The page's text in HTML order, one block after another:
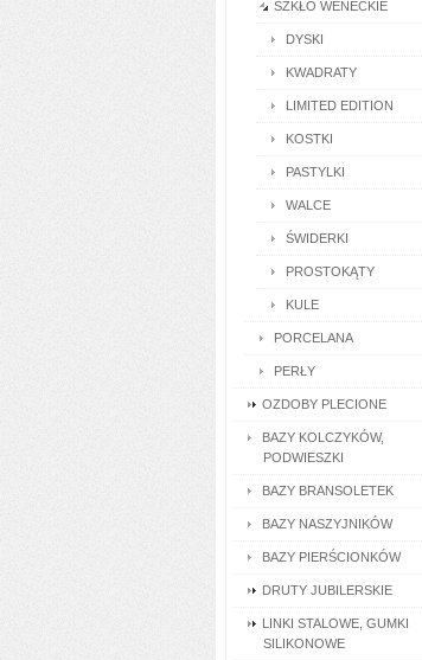
SZKŁO WENECKIE
DYSKI
KWADRATY
LIMITED EDITION
KOSTKI
PASTYLKI
WALCE
ŚWIDERKI
PROSTOKĄTY
KULE
PORCELANA
PERŁY
OZDOBY PLECIONE
BAZY KOLCZYKÓW,
PODWIESZKI
BAZY BRANSOLETEK
BAZY NASZYJNIKÓW
BAZY PIERŚCIONKÓW
DRUTY JUBILERSKIE
LINKI STALOWE, GUMKI
SILIKONOWE